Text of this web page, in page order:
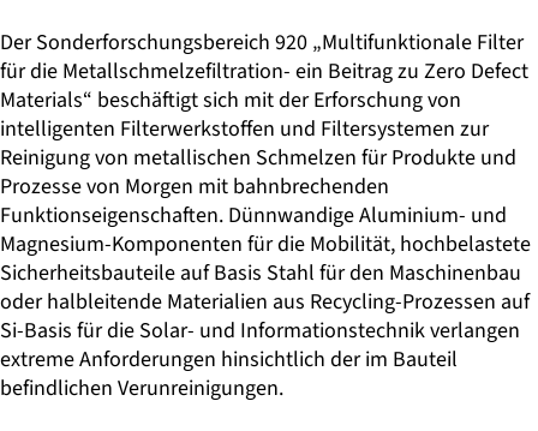
Der Sonderforschungsbereich 920 „Multifunktionale Filter
für die Metall­schmelzefiltration- ein Beitrag zu Zero Defect
Materials“ beschäftigt sich mit der Erforschung von
intelligenten Filterwerkstoffen und Filtersystemen zur
Reinigung von metallischen Schmelzen für Produkte und
Prozesse von Mor­gen mit bahnbrechenden
Funktionseigenschaften. Dünnwandige Aluminium- und
Magnesium-Komponenten für die Mobilität, hochbelastete
Sicherheits­bauteile auf Basis Stahl für den Maschinenbau
oder halbleitende Materialien aus Recycling-Prozessen auf
Si-Basis für die Solar- und Informationstechnik verlangen
extreme Anforderungen hinsichtlich der im Bauteil
befindlichen Verunreinigungen.